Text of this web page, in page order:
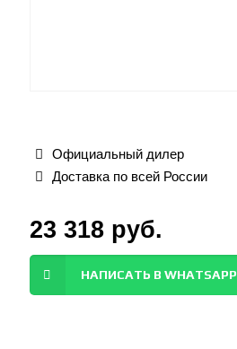
Официальный дилер
Доставка по всей России
23 318 руб.
НАПИСАТЬ В WHATSAPP